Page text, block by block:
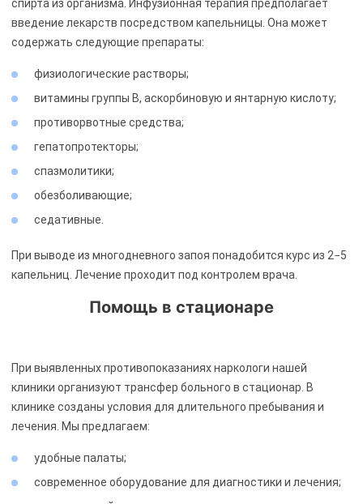
спирта из организма. Инфузионная терапия предполагает
введение лекарств посредством капельницы. Она может
содержать следующие препараты:
физиологические растворы;
витамины группы B, аскорбиновую и янтарную кислоту;
противорвотные средства;
гепатопротекторы;
спазмолитики;
обезболивающие;
седативные.
При выводе из многодневного запоя понадобится курс из 2−5
капельниц. Лечение проходит под контролем врача.
Помощь в стационаре
При выявленных противопоказаниях наркологи нашей
клиники организуют трансфер больного в стационар. В
клинике созданы условия для длительного пребывания и
лечения. Мы предлагаем:
удобные палаты;
современное оборудование для диагностики и лечения;